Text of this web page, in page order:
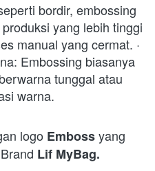
bordir, embossing
yang lebih tinggi
Embossing biasanya
tunggal atau
warna.
logo Emboss yang
Lif MyBag.